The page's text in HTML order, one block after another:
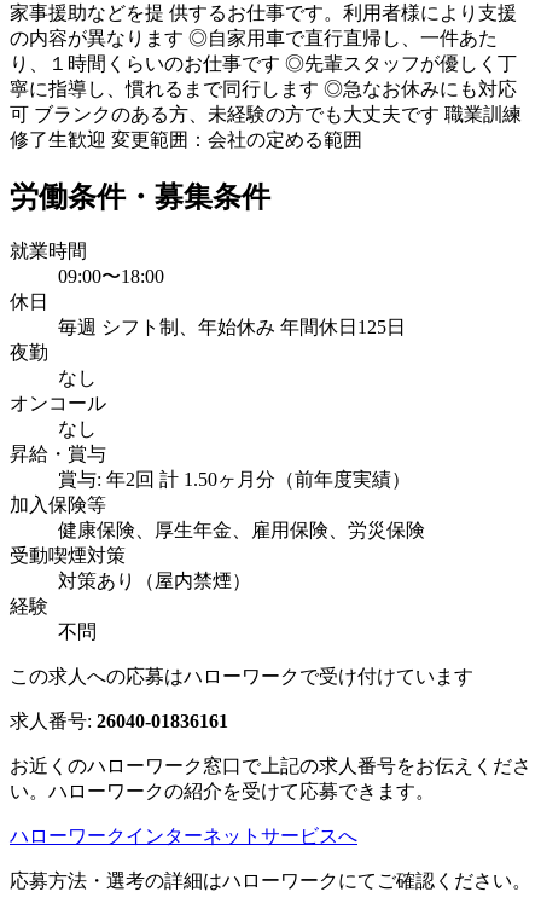
家事援助などを提 供するお仕事です。利用者様により支援
の内容が異なります ◎自家用車で直行直帰し、一件あた
り、１時間くらいのお仕事です ◎先輩スタッフが優しく丁
寧に指導し、慣れるまで同行します ◎急なお休みにも対応
可 ブランクのある方、未経験の方でも大丈夫です 職業訓練
修了生歓迎 変更範囲：会社の定める範囲
労働条件・募集条件
就業時間
09:00〜18:00
休日
毎週 シフト制、年始休み 年間休日125日
夜勤
なし
オンコール
なし
昇給・賞与
賞与: 年2回 計 1.50ヶ月分（前年度実績）
加入保険等
健康保険、厚生年金、雇用保険、労災保険
受動喫煙対策
対策あり（屋内禁煙）
経験
不問
この求人への応募はハローワークで受け付けています
求人番号: 26040-01836161
お近くのハローワーク窓口で上記の求人番号をお伝えくださ
い。ハローワークの紹介を受けて応募できます。
ハローワークインターネットサービスへ
応募方法・選考の詳細はハローワークにてご確認ください。